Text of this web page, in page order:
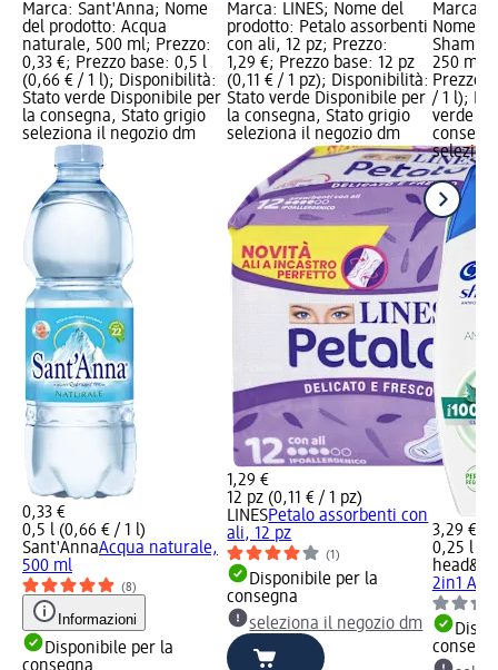
Marca: Sant'Anna; Nome
del prodotto: Acqua
naturale, 500 ml; Prezzo:
0,33 €; Prezzo base: 0,5 l
(0,66 € / 1 l); Disponibilità:
Stato verde Disponibile per
la consegna, Stato grigio
seleziona il negozio dm
0,33 €
0,5 l (0,66 € / 1 l)
Sant'AnnaAcqua naturale,
500 ml
(8)
Informazioni
Disponibile per la
Marca: LINES; Nome del
prodotto: Petalo assorbenti
con ali, 12 pz; Prezzo:
1,29 €; Prezzo base: 12 pz
(0,11 € / 1 pz); Disponibilità:
Stato verde Disponibile per
la consegna, Stato grigio
seleziona il negozio dm
1,29 €
12 pz (0,11 € / 1 pz)
LINESPetalo assorbenti con
ali, 12 pz
(1)
Disponibile per la
consegna
seleziona il negozio dm
Marca:
Nome
250 ml;
Prezzo
/ 1 l);
verde
3,29 €
0,25 l
2in1